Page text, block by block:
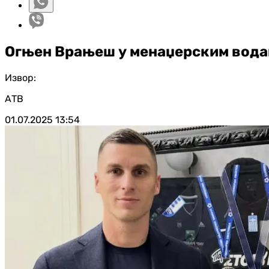
Огњен Врањеш у менаџерским
Извор:
АТВ
01.07.2025 13:54